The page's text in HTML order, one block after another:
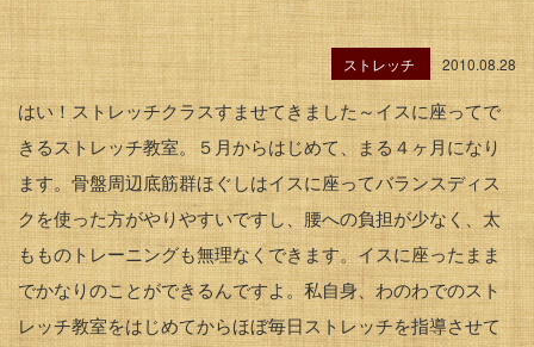
ストレッチ 2010.08.28
はい！ストレッチクラスすませてきました～イスに座ってで
きるストレッチ教室。５月からはじめて、まる４ヶ月になり
ます。骨盤周辺底筋群ほぐしはイスに座ってバランスディス
クを使った方がやりやすいですし、腰への負担が少なく、太
もものトレーニングも無理なくできます。イスに座ったまま
でかなりのことができるんですよ。私自身、わのわでのスト
レッチ教室をはじめてからほぼ毎日ストレッチを指導させて